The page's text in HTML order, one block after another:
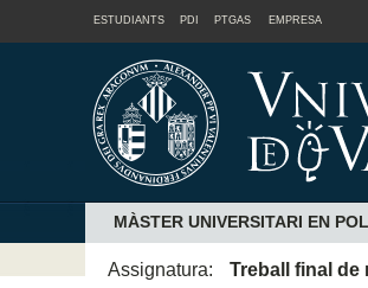
ESTUDIANTS PDI PTGAS EMPRESA
MÀSTER UNIVERSITARI EN
Assignatura:
Treball final de